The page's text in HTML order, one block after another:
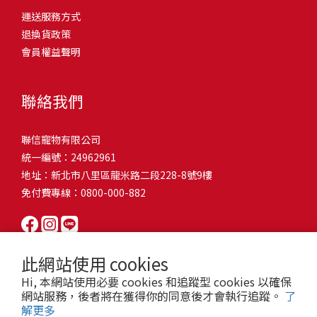
此網站使用 cookies
Hi, 本網站使用必要 cookies 和追蹤型 cookies 以確保
網站服務，後者將在獲得你的同意後才會執行追蹤。 了
解更多
和獨立能力。 幼犬訓練常見問題Q1: 幾個月大的幼犬最適合開始訓
練？A: 訓練可從幼犬到家首日開始（約8-10週大）。3-16週是社會
化黃金期，每次訓練控制在5-10分鐘內。Q2: 幼犬如廁訓練需要多久
屬啃咬玩具作替代品，發現不當啃咬時堅定說「不」，並引導至適
尿尿？A: 建立固定如廁時間表，成功時立即獎勵。限制活動範圍並
密切監督。意外發生時不責罵，使用專用除臭劑徹底清理。Q5: 幼犬
一直吠叫怎麼辦？A: 找出原因（尋求注意力、警戒、焦慮）。訓練
「安靜」指令，停止吠叫時獎勵。避免對吠叫作出反應，確保充分
向獎勵比懲罰更有效且健康。懲罰可能導致恐懼或攻擊行為，破壞
狗狗怎麼辦？A: 循序漸進社交化，從友善成犬開始。不強迫互動，
正面經驗後給予獎勵。考慮參加專業幼犬社交課程。Q8: 幼犬分離焦
慮要如何處理？A: 練習短暫分離，逐漸延長。離開和返家時保持低
調。提供能分散注意力的玩具，建立可預測的離家儀式。每隻幼犬
熱，水分流失快，腸道可能變得敏感，導致糞便變軟或拉稀。如果
換季時沒有適當調整環境，貓咪的腸胃就可能跟著「鬧脾氣」。冬
天注意保暖，提供暖墊、厚毯，避免冷風直吹。夏天補充水分，可
像是開冷氣又突然關掉，容易讓貓咪腸胃受影響。重點提醒：換季
時，記得關心貓咪的腸胃狀況，適當調整環境，幫助毛孩適應！ 貓
有血絲、異味特別重，那就要小心可能是 寄生蟲感染（如蛔蟲、鈎
蟲、球蟲）或腸胃炎、腸道疾病。這類情況會影響營養吸收，長期
下來甚至可能造成貓咪消瘦、免疫力下降。定期驅蟲（幼貓建議每
月一次，成貓每 3~6 個月一次）。觀察貓咪精神狀態，如果還伴隨
嘔吐、食慾下降，務必儘早就醫。重點提醒：如果貓咪拉肚子超過 2
天，或糞便異常，應立即帶去獸醫院檢查！ 貓咪拉肚子原因5. 情緒
壓力影響腸胃壓力不只影響人類，也會影響貓咪的腸胃！過度緊
張、焦慮、驚嚇（如煙火聲、大聲喧嘩），都可能讓貓咪拉肚子。
尤其是個性敏感的貓咪，對變化的適應力比較低，壓力一大，腸胃
就先「罷工」。減少壓力來源，盡量讓貓咪的作息固定。給貓咪陪
活中輕鬆改善看到滿屋子的貓毛是不是很抓狂？別擔心！其實只要
透過一些簡單的日常照護方式，就能有效減少貓咪掉毛情況。從梳
毛、洗澡到增加互動和營養調整，這些小撇步不僅能幫助貓咪維持
行動吧！ 預防貓掉毛方法1：勤勞梳毛養貓必備神器就是各種梳子
啦！勤勞梳毛是最直接有效的掉毛控制方法。定期梳理可以幫貓咪
髮打結和皮膚問題。建議週期：短毛貓每週梳1-2次，長毛貓則建議
2-3天梳一次。挑選合適的梳具也很重要，可以準備橡膠刷、鬃毛刷
或專用脫毛梳，依照毛質選擇。記得將梳毛變成愉快的日常儀式，
不僅能增加你們的互動時間，也讓貓咪享受被梳理的舒適感！預防
貓掉毛方法2：定期洗澡「貓咪會自己清潔，不需要洗澡」這個想法
其實不完全正確哦！適當的洗澡能幫助貓咪清除死毛和皮屑，減少
澡頻率不宜過高，一般室內貓咪1-3個月洗一次就足夠，過度洗澡反
而會造成皮膚乾燥。選擇專為貓咪設計的溫和洗毛精，洗後一定要
完全吹乾，避免濕毛造成皮膚問題。如果貓咪特別害怕洗澡，可以
的紙箱。建議一開始可以購買單價較低的入門款，觀察一下貓咪的
使用狀況，再考慮購買「豪宅」！ 項目費用用品貓碗$300貓窩
$500貓跳台$1,500貓砂盆$500貓抓板$300外出籠$1,000一次性養貓
咪是非常需要安全感的動物，可以準備一個專屬他的「寶座」，當
花費3：貓跳台貓咪雖然不需要外出進行放電，但在家中還是需要擺
放高度適合的貓跳台提供貓咪玩耍，貓跳台與貓窩相同，能給予貓
咪對於環境的安全感。一次性養貓用品相關花費4：貓砂盆貓咪排泄
用品，可選擇合適貓咪體型大小，不宜過小。一次性養貓用品相關
想，需要準備一個能夠讓牠們放肆磨爪的貓抓板。一次性養貓用品
時，外出籠就非常重要，平常也可以適度讓貓咪適應外出籠，避免
緊急情況時，貓咪過度抗拒。總結來說貓咪在健康及用品的一次性
費用大約落在 $ 7900~ $ 11600不等。雖說金額看起來不少，但以上
運送服務方式
退換貨政策
會員權益聲明
聯絡我們
聯信寵物有限公司
統一編號：24962961
地址：新北市八里區龍米路二段228-8號9樓
免付費專線：0800-000-882